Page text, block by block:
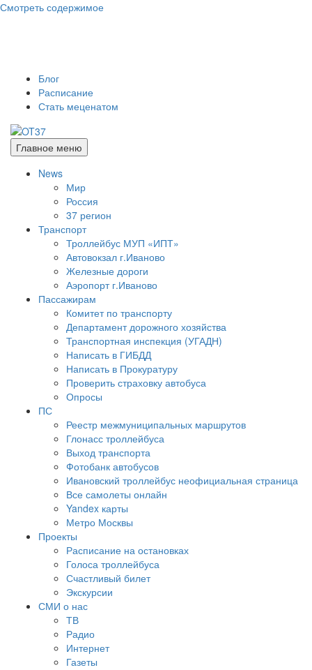
Смотреть содержимое
Блог
Расписание
Стать меценатом
OT37
Открытий телеканал город Иваново
Главное меню
News
Мир
Россия
37 регион
Транспорт
Троллейбус МУП «ИПТ»
Автовокзал г.Иваново
Железные дороги
Аэропорт г.Иваново
Пассажирам
Комитет по транспорту
Департамент дорожного хозяйства
Транспортная инспекция (УГАДН)
Написать в ГИБДД
Написать в Прокуратуру
Проверить страховку автобуса
Опросы
ПС
Реестр межмуниципальных маршрутов
Глонасс троллейбуса
Выход транспорта
Фотобанк автобусов
Ивановский троллейбус неофициальная страница
Все самолеты онлайн
Yandex карты
Метро Москвы
Проекты
Расписание на остановках
Голоса троллейбуса
Счастливый билет
Экскурсии
СМИ о нас
ТВ
Радио
Интернет
Газеты